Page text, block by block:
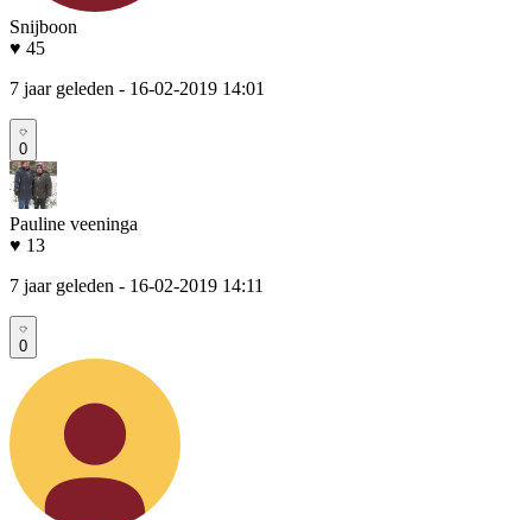
Snijboon
♥ 45
7 jaar geleden - 16-02-2019 14:01
0
Pauline veeninga
♥ 13
7 jaar geleden - 16-02-2019 14:11
0